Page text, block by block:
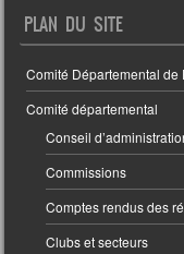
PLAN DU SITE
Comité Départemental
Comité départemental
Conseil
Commissions
Comptes rendus des
Clubs et secteurs